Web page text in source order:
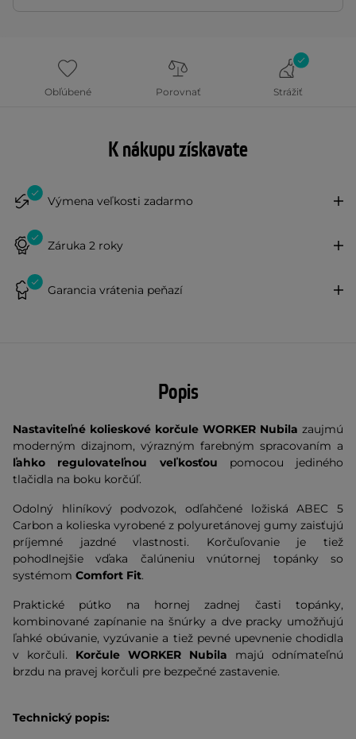
Obľúbené Porovnať Strážiť
K nákupu získavate
Výmena veľkosti zadarmo
Záruka 2 roky
Garancia vrátenia peňazí
Popis
Nastaviteľné kolieskové korčule WORKER Nubila zaujmú
moderným dizajnom, výrazným farebným spracovaním a
ľahko regulovateľnou veľkosťou pomocou jediného
tlačidla na boku korčúľ.
Odolný hliníkový podvozok, odľahčené ložiská ABEC 5
Carbon a kolieska vyrobené z polyuretánovej gumy zaisťujú
príjemné jazdné vlastnosti. Korčuľovanie je tiež
pohodlnejšie vďaka čalúneniu vnútornej topánky so
systémom Comfort Fit.
Praktické pútko na hornej zadnej časti topánky,
kombinované zapínanie na šnúrky a dve pracky umožňujú
ľahké obúvanie, vyzúvanie a tiež pevné upevnenie chodidla
v korčuli. Korčule WORKER Nubila majú odnímateľnú
brzdu na pravej korčuli pre bezpečné zastavenie.
Technický popis: